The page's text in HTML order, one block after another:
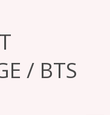
/ BTS